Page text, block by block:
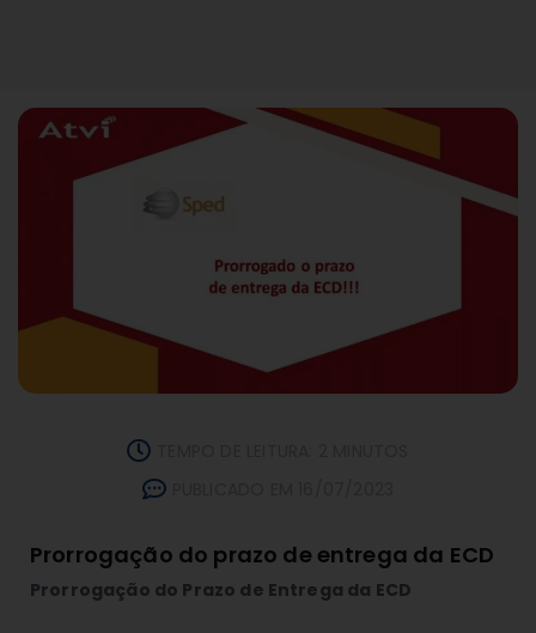
Prorrogação do prazo de entrega da ECD
Prorrogação do Prazo de Entrega da ECD